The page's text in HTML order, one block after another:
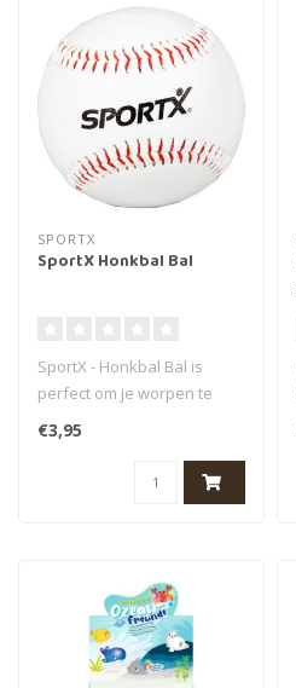
SPORTX
SportX Honkbal Bal
SportX - Honkbal Bal is
perfect om je worpen te
oefenen en je
honkbalvaardighede..
€3,95